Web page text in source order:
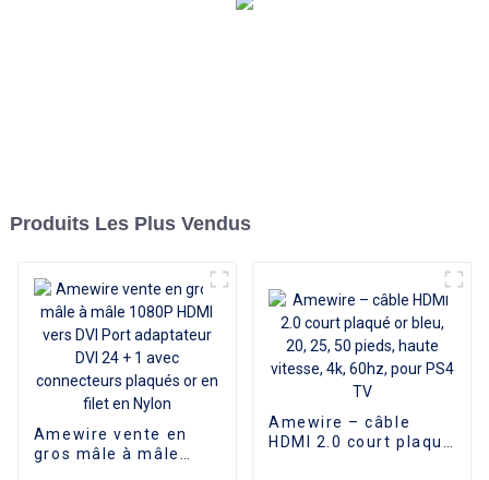
Produits Les Plus Vendus
Amewire vente en
gros mâle à mâle
Amewire – câble
HDMI 2.0 court plaqué